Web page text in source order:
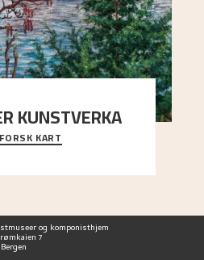
KUNSTVERKA
i Astrups malerier
KART
og komponisthjem
7